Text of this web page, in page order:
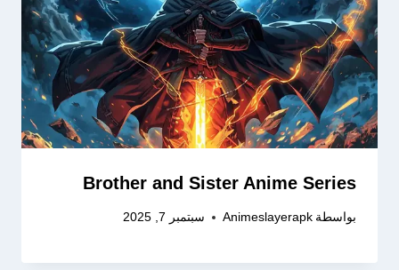
Brother and Sister Anime Series
بواسطة Animeslayerapk سبتمبر 7, 2025